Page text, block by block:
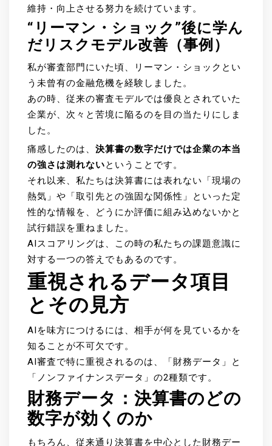
維持・向上させる努力を続けています。
“リーマン・ショック”後に学ん
だリスクモデル改善（事例）
私が審査部門にいた頃、リーマン・ショックとい
う未曾有の金融危機を経験しました。
あの時、従来の審査モデルでは優良とされていた
企業が、次々と苦境に陥るのを目の当たりにしま
した。
痛感したのは、 決算書の数字だけでは企業の本当
の強さは測れないということです。
それ以来、私たちは決算書には表れない「現場の
熱気」や「取引先との強固な関係性」といった定
性的な情報を、どうにか評価に組み込めないかと
試行錯誤を重ねました。
AIスコアリングは、この時の私たちの課題意識に
対する一つの答えでもあるのです。
重視されるデータ項目
とその見方
AIを味方につけるには、相手が何を見ているかを
知ることが不可欠です。
AI審査で特に重視されるのは、「財務データ」と
「ノンファイナンスデータ」の2種類です。
財務データ：決算書のどの
数字が効くのか
もちろん、従来通り決算書を中心とした財務デー